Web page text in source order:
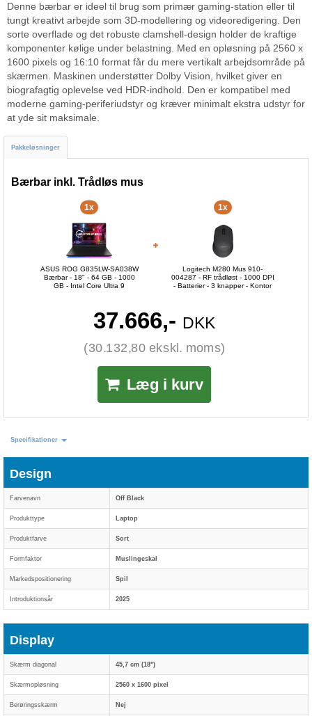
Denne bærbar er ideel til brug som primær gaming-station eller til
tungt kreativt arbejde som 3D-modellering og videoredigering. Den
sorte overflade og det robuste clamshell-design holder de kraftige
komponenter kølige under belastning. Med en opløsning på 2560 x
1600 pixels og 16:10 format får du mere vertikalt arbejdsområde på
skærmen. Maskinen understøtter Dolby Vision, hvilket giver en
biografagtig oplevelse ved HDR-indhold. Den er kompatibel med
moderne gaming-periferiudstyr og kræver minimalt ekstra udstyr for
at yde sit maksimale.
Pakkeløsninger
Bærbar inkl. Trådløs mus
1x
ASUS ROG G835LW-SA038W
Bærbar - 18" - 64 GB - 1000
GB - Intel Core Ultra 9
1x
Logitech M280 Mus 910-
004287 - RF trådløst - 1000 DPI
- Batterier - 3 knapper - Kontor
37.666,- DKK
(30.132,80 ekskl. moms)
Læg i kurv
Specifikationer
Design
Farvenavn Off Black
Produkttype Laptop
Produktfarve Sort
Formfaktor Muslingeskal
Markedspositionering Spil
Introduktionsår 2025
Display
Skærm diagonal 45,7 cm (18")
Skærmopløsning 2560 x 1600 pixel
Berøringsskærm Nej